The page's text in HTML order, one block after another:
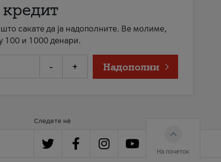
што сакате да ја надополните. Ве молиме,
100 и 1000 денари.
- + Надополни
Следете нè
На почеток